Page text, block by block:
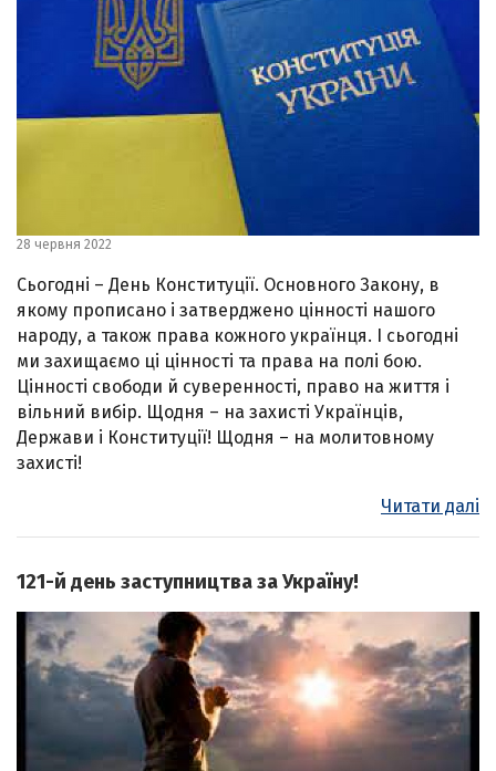
28 червня 2022
Сьогодні – День Конституції. Основного Закону, в
якому прописано і затверджено цінності нашого
народу, а також права кожного українця. І сьогодні
ми захищаємо ці цінності та права на полі бою.
Цінності свободи й суверенності, право на життя і
вільний вибір. Щодня – на захисті Українців,
Держави і Конституції! Щодня – на молитовному
захисті!
Читати далі
121-й день заступництва за Україну!